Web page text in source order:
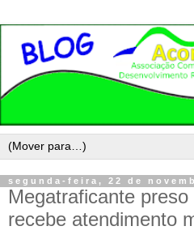
segunda-feira, 22 de
Megatraficante
recebe atendimento